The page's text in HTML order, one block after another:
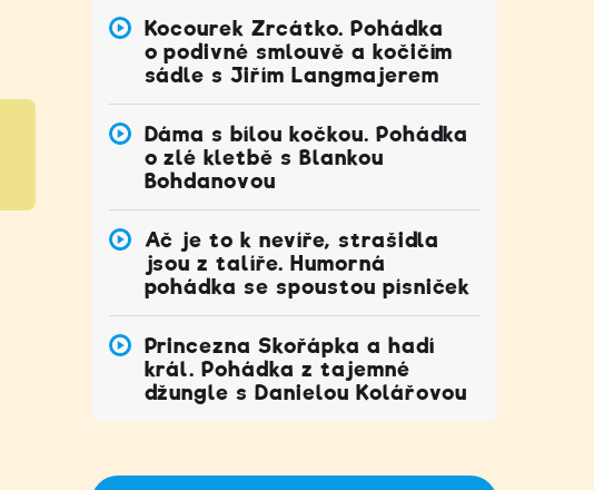
Kocourek Zrcátko. Pohádka
o podivné smlouvě a kočičím
sádle s Jiřím Langmajerem
Dáma s bílou kočkou. Pohádka
o zlé kletbě s Blankou
Bohdanovou
Ač je to k nevíře, strašidla
jsou z talíře. Humorná
pohádka se spoustou písniček
Princezna Skořápka a hadí
král. Pohádka z tajemné
džungle s Danielou Kolářovou